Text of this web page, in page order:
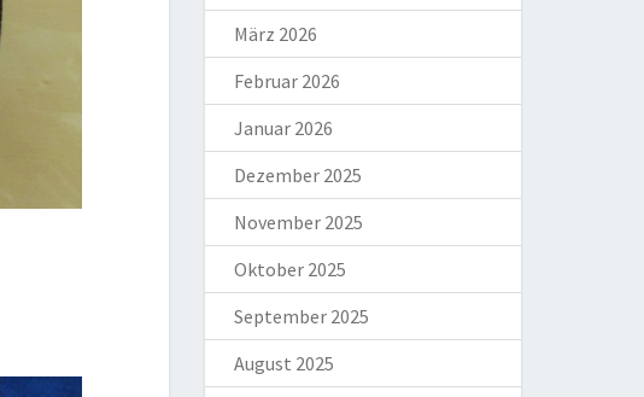
März 2026
Februar 2026
Januar 2026
Dezember 2025
November 2025
Oktober 2025
September 2025
August 2025